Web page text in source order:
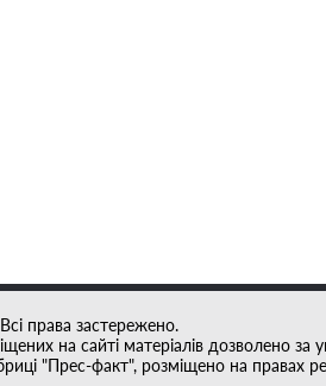
права застережено.
на сайті матеріалів дозволено
"Прес-факт", розміщено на правах